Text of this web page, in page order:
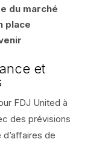
du marché
place
et
FDJ United à
des prévisions
de